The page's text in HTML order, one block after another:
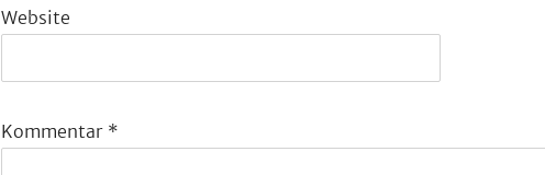
Website
Kommentar *